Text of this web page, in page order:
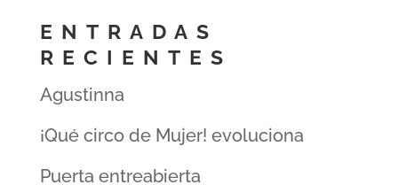
ENTRADAS
RECIENTES
Agustinna
¡Qué circo de Mujer! evoluciona
Puerta entreabierta